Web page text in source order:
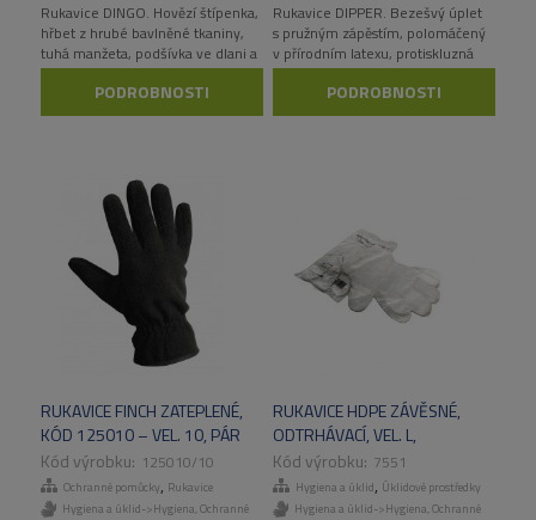
Rukavice DINGO. Hovězí štípenka,
hřbet z hrubé bavlněné tkaniny,
tuhá manžeta, podšívka ve dlani a
prstech.
PODROBNOSTI
Rukavice DIPPER. Bezešvý úplet
s pružným zápěstím, polomáčený
v přírodním latexu, protiskluzná
úprava povrchu dlaně a prstů
PODROBNOSTI
RUKAVICE FINCH ZATEPLENÉ,
KÓD 125010 – VEL. 10, PÁR
125010/10
Ochranné pomůcky, Rukavice
Hygiena a úklid->Hygiena, Ochranné
RUKAVICE HDPE ZÁVĚSNÉ,
ODTRHÁVACÍ, VEL. L,
10000KS/KART7551
Hygiena a úklid, Úklidové prostředky
Hygiena a úklid->Hygiena, Ochranné